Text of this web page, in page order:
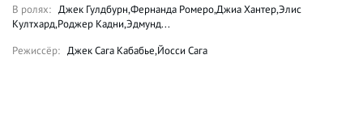
В ролях: Джек Гулдбурн,Фернанда Ромеро,Джиа Хантер,Элис
Култхард,Роджер Кадни,Эдмунд...
Режиссёр: Джек Сага Кабабье,Йосси Сага